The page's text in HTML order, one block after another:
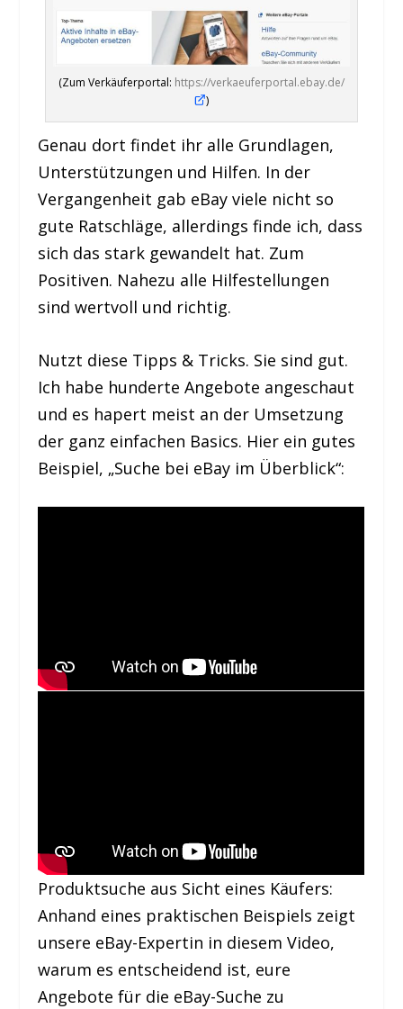
(Zum Verkäuferportal: https://verkaeuferportal.ebay.de/
)
Genau dort findet ihr alle Grundlagen,
Unterstützungen und Hilfen. In der
Vergangenheit gab eBay viele nicht so
gute Ratschläge, allerdings finde ich, dass
sich das stark gewandelt hat. Zum
Positiven. Nahezu alle Hilfestellungen
sind wertvoll und richtig.
Nutzt diese Tipps & Tricks. Sie sind gut.
Ich habe hunderte Angebote angeschaut
und es hapert meist an der Umsetzung
der ganz einfachen Basics. Hier ein gutes
Beispiel, „Suche bei eBay im Überblick“:
Produktsuche aus Sicht eines Käufers:
Anhand eines praktischen Beispiels zeigt
unsere eBay-Expertin in diesem Video,
warum es entscheidend ist, eure
Angebote für die eBay-Suche zu